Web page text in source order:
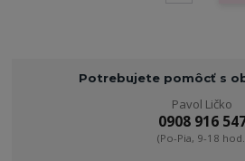
Potrebujete pomôcť s
Pavol Ličko
0908 916
(Po-Pia, 9-18